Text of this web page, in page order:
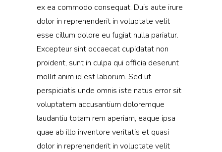
ex ea commodo consequat. Duis aute irure
dolor in reprehenderit in voluptate velit
esse cillum dolore eu fugiat nulla pariatur.
Excepteur sint occaecat cupidatat non
proident, sunt in culpa qui officia deserunt
mollit anim id est laborum. Sed ut
perspiciatis unde omnis iste natus error sit
voluptatem accusantium doloremque
laudantiu totam rem aperiam, eaque ipsa
quae ab illo inventore veritatis et quasi
dolor in reprehenderit in voluptate velit